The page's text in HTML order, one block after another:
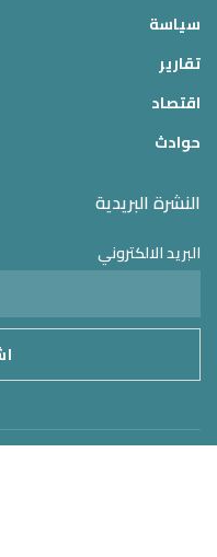
سياسة
تقارير
اقتصاد
حوادث
النشرة البريدية
البريد الالكتروني